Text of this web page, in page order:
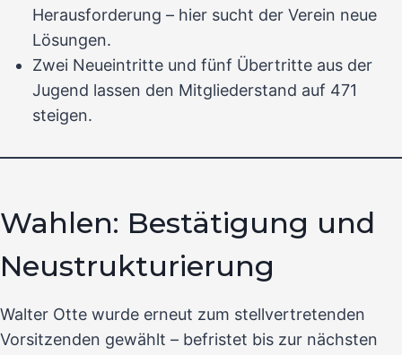
Herausforderung – hier sucht der Verein neue
Lösungen.
Zwei Neueintritte und fünf Übertritte aus der
Jugend lassen den Mitgliederstand auf 471
steigen.
Wahlen: Bestätigung und
Neustrukturierung
Walter Otte wurde erneut zum stellvertretenden
Vorsitzenden gewählt – befristet bis zur nächsten